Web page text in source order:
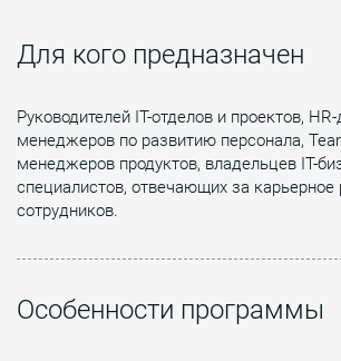
Для кого предназначен
Руководителей IT-отделов и проектов,
менеджеров по развитию персонала,
менеджеров продуктов, владельцев IT-
специалистов, отвечающих за карьерное
сотрудников.
Особенности программы